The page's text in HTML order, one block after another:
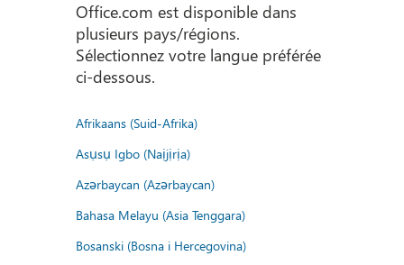
Office.com est disponible dans
plusieurs pays/régions.
Sélectionnez votre langue préférée
ci-dessous.
Afrikaans (Suid-Afrika)
Asụsụ Igbo (Naịjịrịa)
Azərbaycan (Azərbaycan)
Bahasa Melayu (Asia Tenggara)
Bosanski (Bosna i Hercegovina)